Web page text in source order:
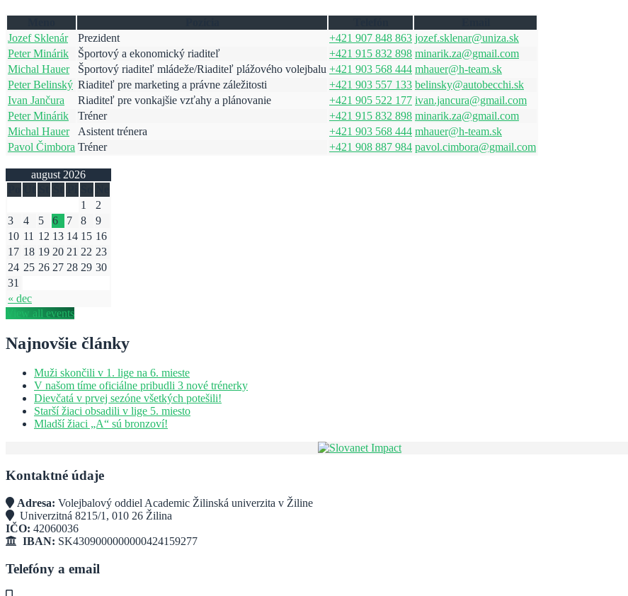
Jozef Sklenár
Prezident +421 907 848 863 jozef.sklenar@uniza.sk
Peter Minárik
Športový a ekonomický riaditeľ +421 915 832 898 minarik.za@gmail.com
Michal Hauer
Športový riaditeľ mládeže/Riaditeľ plážového volejbalu +421 903 568 444 mhauer@h-team.sk
Peter Belinský Riaditeľ pre marketing a právne záležitosti +421 903 557 133 belinsky@autobecchi.sk
Ivan Jančura
Riaditeľ pre vonkajšie vzťahy a plánovanie +421 905 522 177 ivan.jancura@gmail.com
Peter Minárik
Tréner +421 915 832 898 minarik.za@gmail.com
Michal Hauer
Asistent trénera +421 903 568 444 mhauer@h-team.sk
Pavol Čimbora Tréner +421 908 887 984 pavol.cimbora@gmail.com
august 2026
« dec
1
2
3
4 5 6 7 8
9
10 11 12 13 14 15 16
17 18 19 20 21 22 23
24 25 26 27 28 29 30
31
View all events
Najnovšie články
Muži skončili v 1. lige na 6. mieste
V našom tíme oficiálne pribudli 3 nové trénerky
Dievčatá v prvej sezóne všetkých potešili!
Starší žiaci obsadili v lige 5. miesto
Mladší žiaci „A“ sú bronzoví!
Kontaktné údaje
Adresa: Volejbalový oddiel Academic Žilinská univerzita v Žiline
Univerzitná 8215/1, 010 26 Žilina
IČO: 42060036
IBAN: SK4309000000000424159277
Telefóny a email